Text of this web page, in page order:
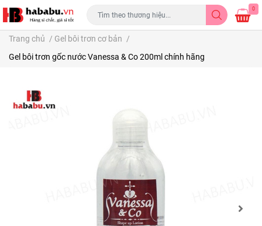
0
Trang chủ / Gel bôi trơn cơ bản /
Gel bôi trơn gốc nước Vanessa & Co 200ml chính hãng